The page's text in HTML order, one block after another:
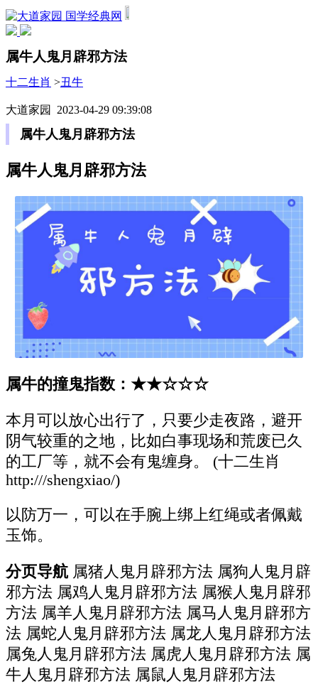
国学经典网
属牛人鬼月辟邪方法
十二生肖 >丑牛
大道家园 2023-04-29 09:39:08
属牛人鬼月辟邪方法
属牛人鬼月辟邪方法
属牛的撞鬼指数：★★☆☆☆
本月可以放心出行了，只要少走夜路，避开
阴气较重的之地，比如白事现场和荒废已久
的工厂等，就不会有鬼缠身。 (十二生肖
http:///shengxiao/)
以防万一，可以在手腕上绑上红绳或者佩戴
玉饰。
分页导航属猪人鬼月辟邪方法 属狗人鬼月辟
邪方法 属鸡人鬼月辟邪方法 属猴人鬼月辟邪
方法 属羊人鬼月辟邪方法 属马人鬼月辟邪方
法 属蛇人鬼月辟邪方法 属龙人鬼月辟邪方法
属兔人鬼月辟邪方法 属虎人鬼月辟邪方法 属
牛人鬼月辟邪方法 属鼠人鬼月辟邪方法